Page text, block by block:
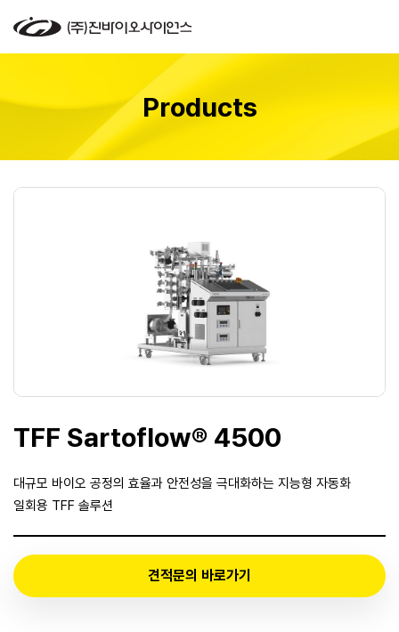
Products
TFF Sartoflow® 4500
대규모 바이오 공정의 효율과 안전성을 극대화하는 지능형 자동화
일회용 TFF 솔루션
견적문의 바로가기